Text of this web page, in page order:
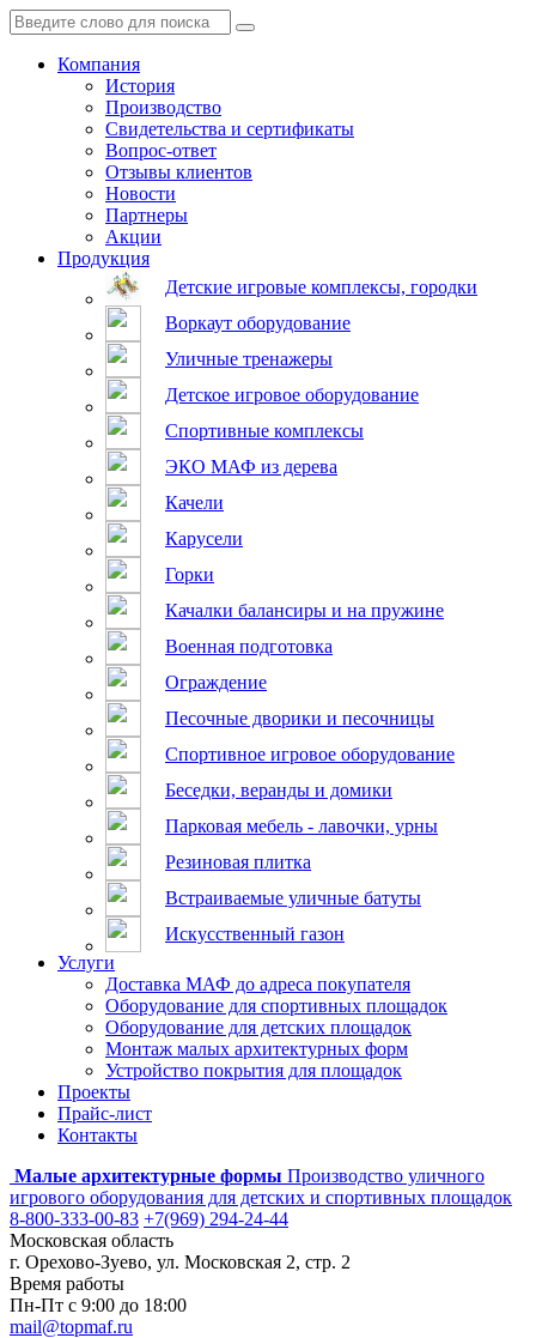
Компания
История
Производство
Свидетельства и сертификаты
Вопрос-ответ
Отзывы клиентов
Новости
Партнеры
Акции
Продукция
Детские игровые комплексы, городки
Воркаут оборудование
Уличные тренажеры
Детское игровое оборудование
Спортивные комплексы
ЭКО МАФ из дерева
Качели
Карусели
Горки
Качалки балансиры и на пружине
Военная подготовка
Ограждение
Песочные дворики и песочницы
Спортивное игровое оборудование
Беседки, веранды и домики
Парковая мебель - лавочки, урны
Резиновая плитка
Встраиваемые уличные батуты
Искусственный газон
Услуги
Доставка МАФ до адреса покупателя
Оборудование для спортивных площадок
Оборудование для детских площадок
Монтаж малых архитектурных форм
Устройство покрытия для площадок
Проекты
Прайс-лист
Контакты
Малые архитектурные формы Производство уличного
игрового оборудования для детских и спортивных площадок
8-800-333-00-83 +7(969) 294-24-44
Московская область
г. Орехово-Зуево, ул. Московская 2, стр. 2
Время работы
Пн-Пт с 9:00 до 18:00
mail@topmaf.ru